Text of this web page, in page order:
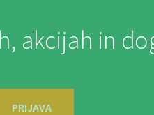
akcijah in
PRIJAVA